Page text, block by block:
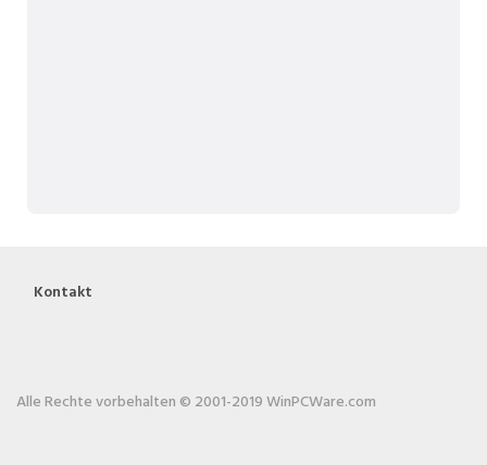
Kontakt
Alle Rechte vorbehalten © 2001-2019 WinPCWare.com